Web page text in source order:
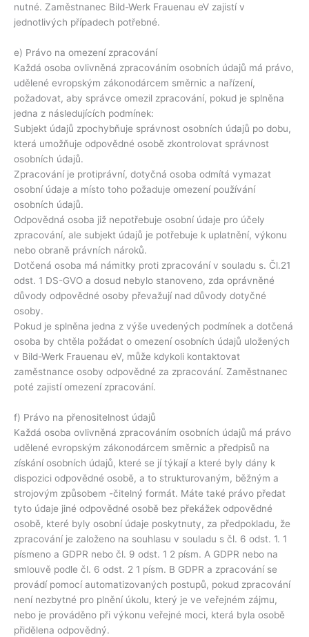
nutné. Zaměstnanec Bild-Werk Frauenau eV zajistí v
jednotlivých případech potřebné.
e) Právo na omezení zpracování
Každá osoba ovlivněná zpracováním osobních údajů má právo,
udělené evropským zákonodárcem směrnic a nařízení,
požadovat, aby správce omezil zpracování, pokud je splněna
jedna z následujících podmínek:
Subjekt údajů zpochybňuje správnost osobních údajů po dobu,
která umožňuje odpovědné osobě zkontrolovat správnost
osobních údajů.
Zpracování je protiprávní, dotyčná osoba odmítá vymazat
osobní údaje a místo toho požaduje omezení používání
osobních údajů.
Odpovědná osoba již nepotřebuje osobní údaje pro účely
zpracování, ale subjekt údajů je potřebuje k uplatnění, výkonu
nebo obraně právních nároků.
Dotčená osoba má námitky proti zpracování v souladu s. Čl.21
odst. 1 DS-GVO a dosud nebylo stanoveno, zda oprávněné
důvody odpovědné osoby převažují nad důvody dotyčné
osoby.
Pokud je splněna jedna z výše uvedených podmínek a dotčená
osoba by chtěla požádat o omezení osobních údajů uložených
v Bild-Werk Frauenau eV, může kdykoli kontaktovat
zaměstnance osoby odpovědné za zpracování. Zaměstnanec
poté zajistí omezení zpracování.
f) Právo na přenositelnost údajů
Každá osoba ovlivněná zpracováním osobních údajů má právo
udělené evropským zákonodárcem směrnic a předpisů na
získání osobních údajů, které se jí týkají a které byly dány k
dispozici odpovědné osobě, a to strukturovaným, běžným a
strojovým způsobem -čitelný formát. Máte také právo předat
tyto údaje jiné odpovědné osobě bez překážek odpovědné
osobě, které byly osobní údaje poskytnuty, za předpokladu, že
zpracování je založeno na souhlasu v souladu s čl. 6 odst. 1. 1
písmeno a GDPR nebo čl. 9 odst. 1 2 písm. A GDPR nebo na
smlouvě podle čl. 6 odst. 2 1 písm. B GDPR a zpracování se
provádí pomocí automatizovaných postupů, pokud zpracování
není nezbytné pro plnění úkolu, který je ve veřejném zájmu,
nebo je prováděno při výkonu veřejné moci, která byla osobě
přidělena odpovědný.